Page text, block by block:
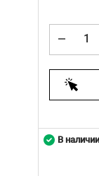
В наличии